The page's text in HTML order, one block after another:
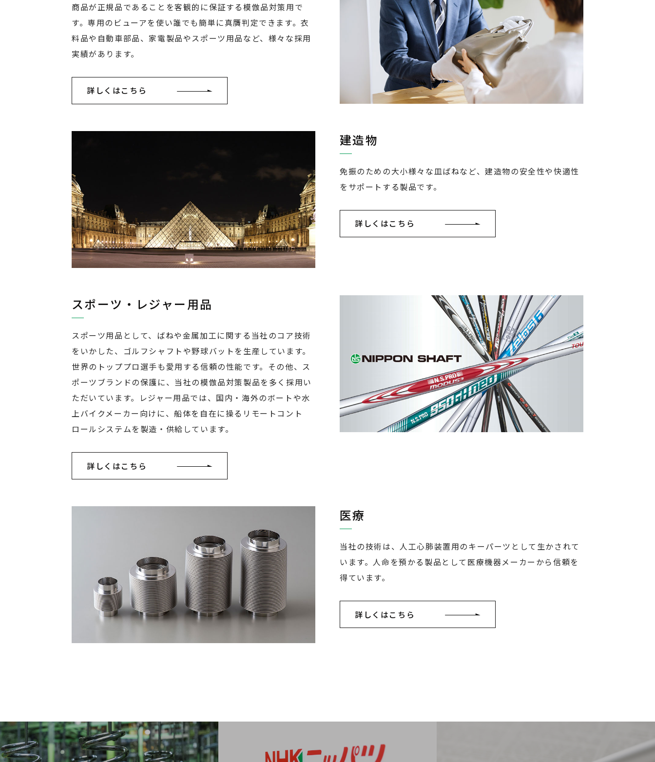
商品が正規品であることを客観的に保証する模倣品対策用で
す。専用のビューアを使い誰でも簡単に真贋判定できます。衣
料品や自動車部品、家電製品やスポーツ用品など、様々な採用
実績があります。
詳しくはこちら
建造物
免振のための大小様々な皿ばねなど、建造物の安全性や快適性
をサポートする製品です。
詳しくはこちら
スポーツ・レジャー用品
スポーツ用品として、ばねや金属加工に関する当社のコア技術
をいかした、ゴルフシャフトや野球バットを生産しています。
世界のトッププロ選手も愛用する信頼の性能です。その他、ス
ポーツブランドの保護に、当社の模倣品対策製品を多く採用い
ただいています。レジャー用品では、国内・海外のボートや水
上バイクメーカー向けに、船体を自在に操るリモートコント
ロールシステムを製造・供給しています。
詳しくはこちら
医療
当社の技術は、人工心肺装置用のキーパーツとして生かされて
います。人命を預かる製品として医療機器メーカーから信頼を
得ています。
詳しくはこちら